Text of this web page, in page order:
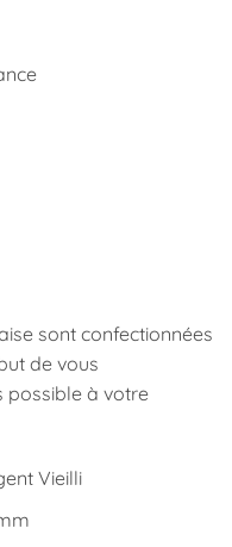
sont confectionnées
de vous
possible à votre
Vieilli